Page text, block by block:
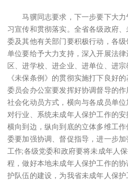
马骥同志要求，下一步要下大力
习宣传和贯彻落实。全省各级政府
委及其他有关部门要积极行动，各
单位要给予大力支持，深入开展法
区、进学校、进企业、进单位、进
《未保条例》的贯彻实施打下良好
委员会办公室要发挥好协调督导的
社会化动员方式，横向与各成员单
对行业、系统未成年人保护工作的
横向到边，纵向到底的立体多维工
委要加强协调、督促指导，进一步
工作;各级党委和政府要将未成年人
程，做好本地未成年人保护工作的
护队伍的建设，为我省未成年人保